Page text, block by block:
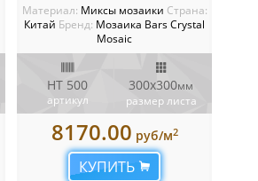
Материал: Миксы мозаики Cтрана:
Китай Бренд: Мозаика Bars Crystal
Mosaic
HT 500
артикул
300x300мм
размер листа
8170.00 руб/м2
КУПИТЬ